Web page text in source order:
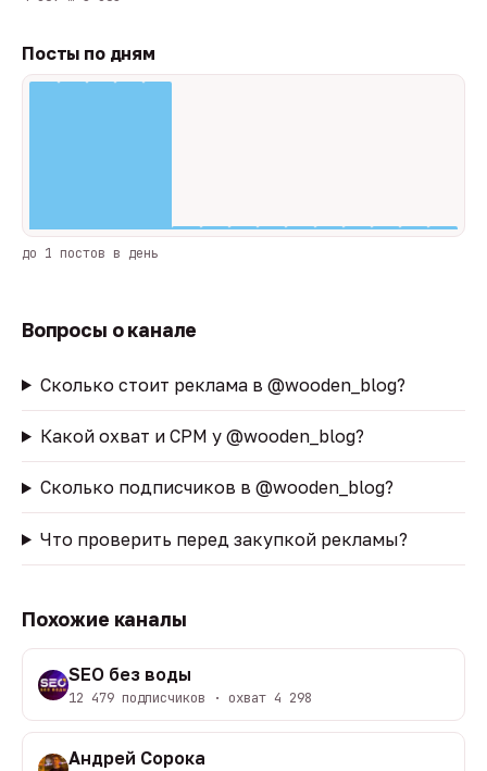
Посты по дням
до 1 постов в день
Вопросы о канале
Сколько стоит реклама в @wooden_blog?
Какой охват и CPM у @wooden_blog?
Сколько подписчиков в @wooden_blog?
Что проверить перед закупкой рекламы?
Похожие каналы
SEO без воды
12 479 подписчиков · охват 4 298
Андрей Сорока